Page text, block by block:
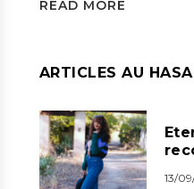
READ MORE
ARTICLES AU
13/